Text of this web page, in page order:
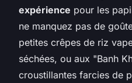
expérience pour les
ne manquez pas de
petites crêpes de riz
séchées, ou aux "Banh
croustillantes farcies de